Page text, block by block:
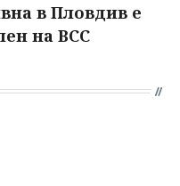
в Пловдив е
на ВСС